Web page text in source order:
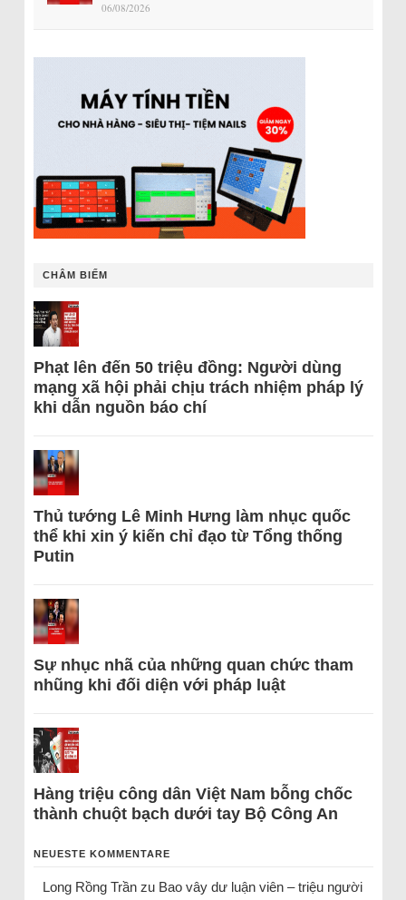
06/08/2026
CHÂM BIẾM
Phạt lên đến 50 triệu đồng: Người dùng
mạng xã hội phải chịu trách nhiệm pháp lý
khi dẫn nguồn báo chí
Thủ tướng Lê Minh Hưng làm nhục quốc
thể khi xin ý kiến chỉ đạo từ Tổng thống
Putin
Sự nhục nhã của những quan chức tham
nhũng khi đối diện với pháp luật
Hàng triệu công dân Việt Nam bỗng chốc
thành chuột bạch dưới tay Bộ Công An
NEUESTE KOMMENTARE
Long Rồng Trầnzu Bao vây dư luận viên – triệu người